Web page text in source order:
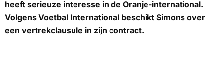
heeft serieuze interesse in de Oranje-international.
Volgens Voetbal International beschikt Simons over
een vertrekclausule in zijn contract.